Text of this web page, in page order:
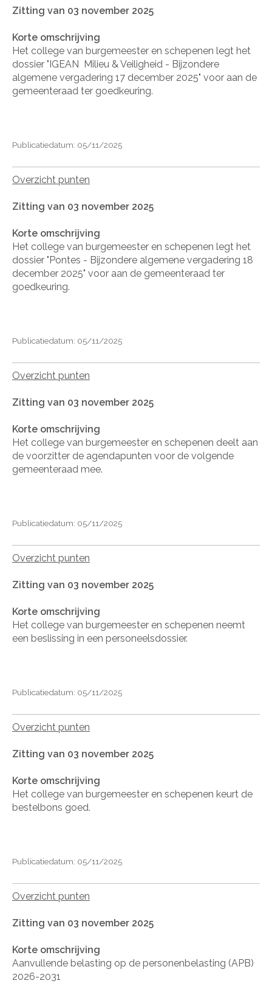
Zitting van 03 november 2025
Korte omschrijving
Het college van burgemeester en schepenen legt het
dossier "IGEAN Milieu & Veiligheid - Bijzondere
algemene vergadering 17 december 2025" voor aan de
gemeenteraad ter goedkeuring.
Publicatiedatum: 05/11/2025
Overzicht punten
Zitting van 03 november 2025
Korte omschrijving
Het college van burgemeester en schepenen legt het
dossier "Pontes - Bijzondere algemene vergadering 18
december 2025" voor aan de gemeenteraad ter
goedkeuring.
Publicatiedatum: 05/11/2025
Overzicht punten
Zitting van 03 november 2025
Korte omschrijving
Het college van burgemeester en schepenen deelt aan
de voorzitter de agendapunten voor de volgende
gemeenteraad mee.
Publicatiedatum: 05/11/2025
Overzicht punten
Zitting van 03 november 2025
Korte omschrijving
Het college van burgemeester en schepenen neemt
een beslissing in een personeelsdossier.
Publicatiedatum: 05/11/2025
Overzicht punten
Zitting van 03 november 2025
Korte omschrijving
Het college van burgemeester en schepenen keurt de
bestelbons goed.
Publicatiedatum: 05/11/2025
Overzicht punten
Zitting van 03 november 2025
Korte omschrijving
Aanvullende belasting op de personenbelasting (APB)
2026-2031